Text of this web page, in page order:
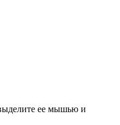
ее мышью и